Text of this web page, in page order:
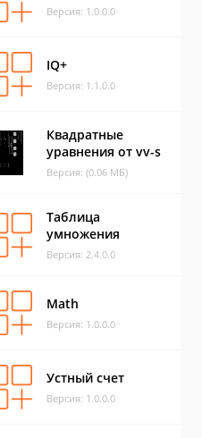
Версия: 1.0.0.0
IQ+
Версия: 1.1.0.0
Квадратные
уравнения от vv-s
Версия: (0.06 МБ)
Таблица
умножения
Версия: 2.4.0.0
Math
Версия: 1.0.0.0
Устный счет
Версия: 1.0.0.0